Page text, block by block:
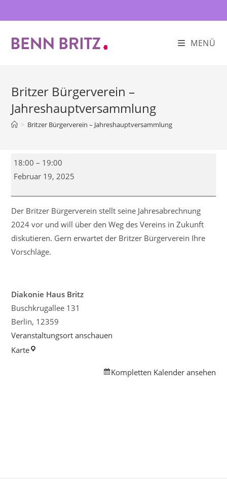
Inhalt
MENÜ
Britzer Bürgerverein –
Jahreshauptversammlung
> Britzer Bürgerverein – Jahreshauptversammlung
Britzer
Bürgerverein
Jahreshauptversammlung
18:00 – 19:00
Februar 19, 2025
Der Britzer Bürgerverein stellt seine Jahresabrechnung
2024 vor und will über den Weg des Vereins in Zukunft
diskutieren. Gern erwartet der Britzer Bürgerverein Ihre
Vorschläge.
Diakonie Haus Britz
Buschkrugallee 131
Berlin, 12359
Veranstaltungsort anschauen
KarteDiakonie
Kompletten Kalender ansehen